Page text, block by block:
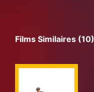
Films Similaires (10)